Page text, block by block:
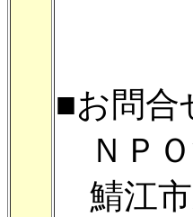
■お問合
ＮＰＯ
鯖江市